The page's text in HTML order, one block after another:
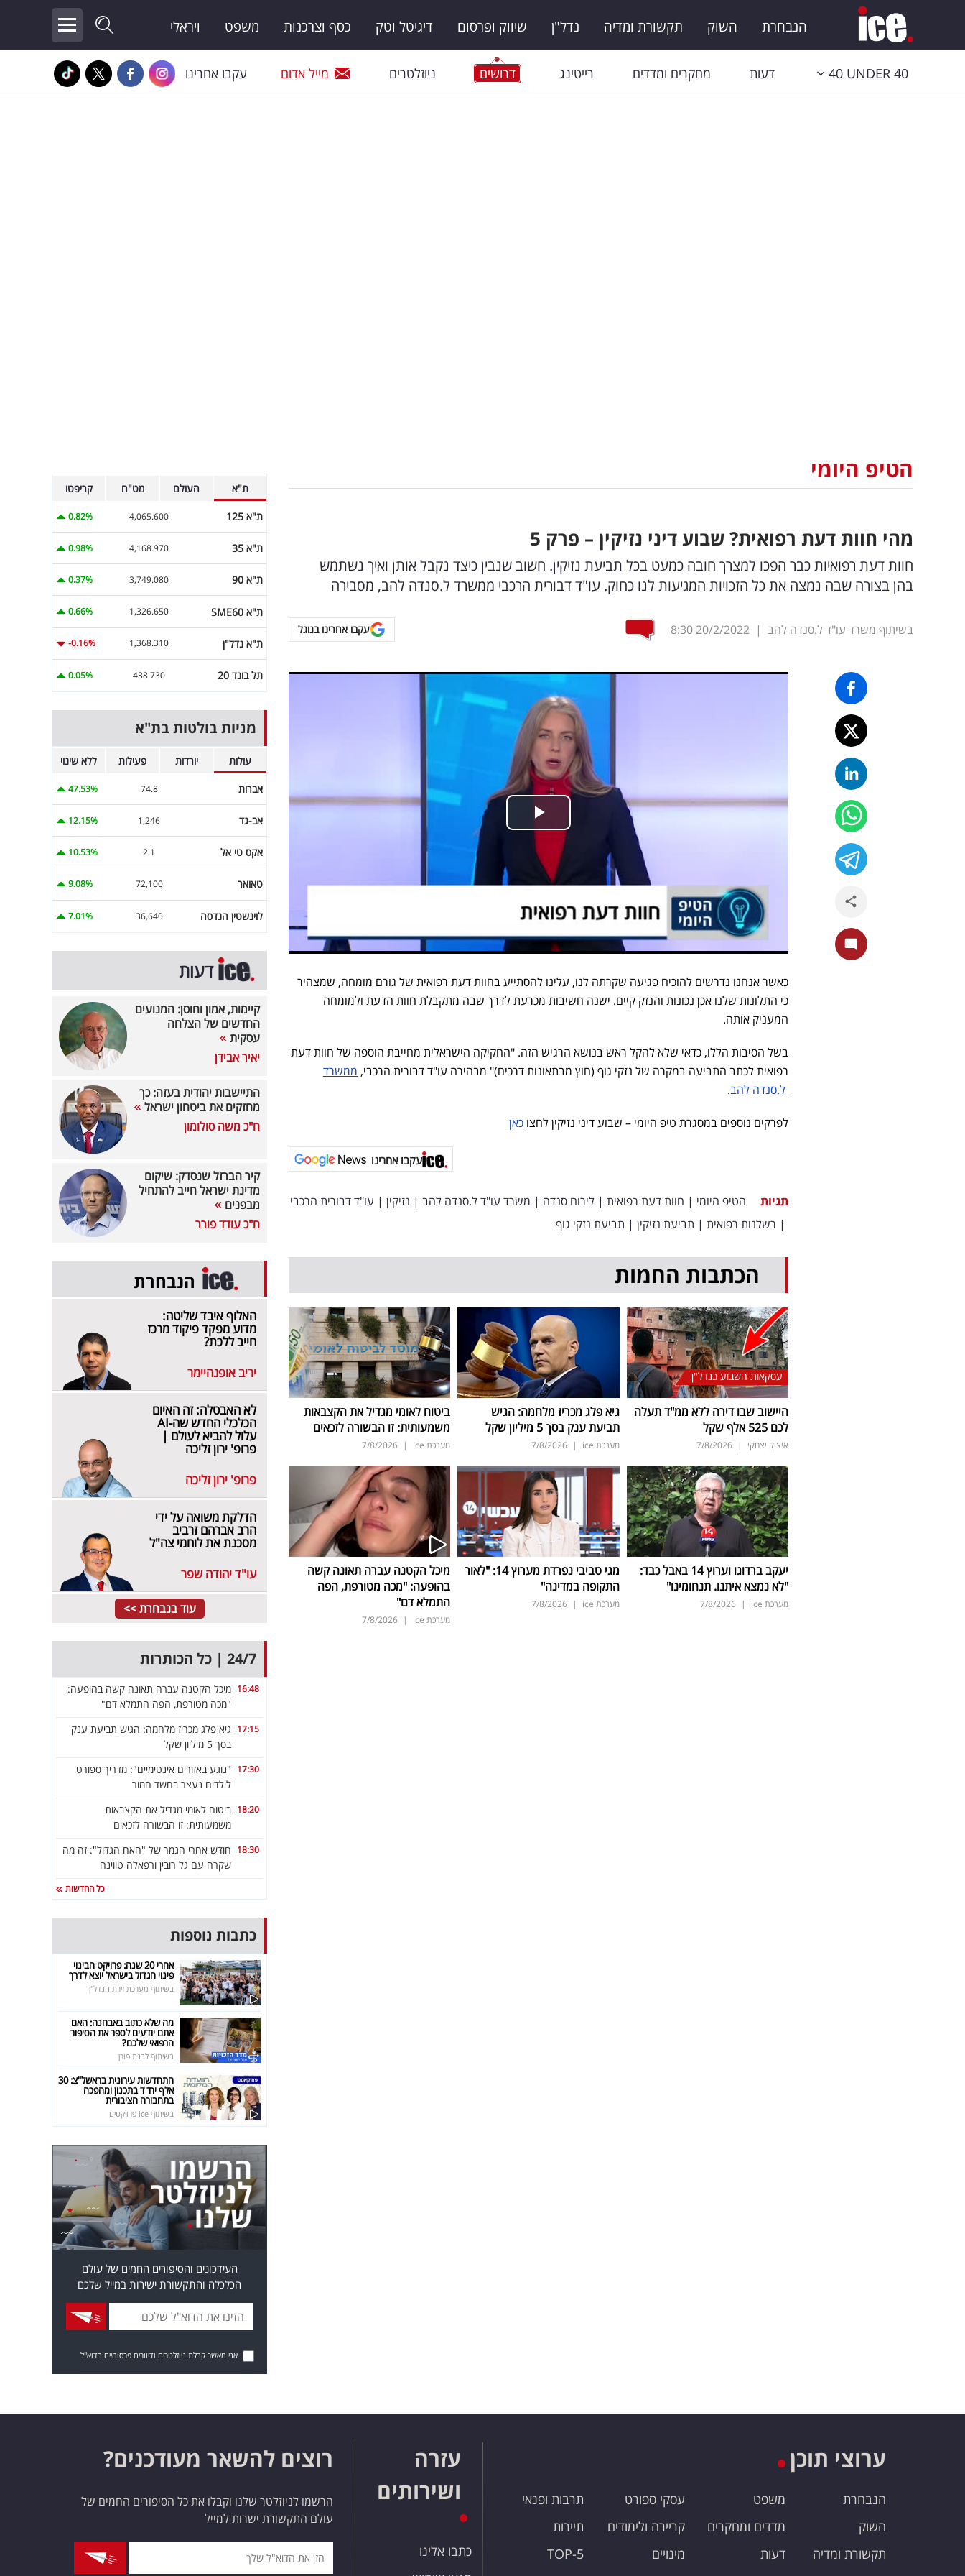
הנבחרת השוק תקשורת ומדיה נדל"ן שיווק ופרסום דיגיטל וטק כסף וצרכנות משפט ויראלי
40 UNDER 40 דעות מחקרים ומדדים רייטינג דרושים ניוזלטרים מייל אדום עקבו אחרינו
הטיפ היומי
מהי חוות דעת רפואית? שבוע דיני נזיקין – פרק 5
חוות דעת רפואיות כבר הפכו למצרך חובה כמעט בכל תביעת נזיקין. חשוב שנבין כיצד נקבל אותן ואיך נשתמש
בהן בצורה שבה נמצה את כל הזכויות המגיעות לנו כחוק. עו"ד דבורית הרכבי ממשרד ל.סנדה להב, מסבירה
בשיתוף משרד עו"ד ל.סנדה להב |
20/2/2022
8:30 עקבו אחרינו בגוגל
כאשר אנחנו נדרשים להוכיח פגיעה שקרתה לנו, עלינו להסתייע בחוות דעת רפואית של גורם מומחה, שמצהיר
כי התלונות שלנו אכן נכונות והנזק קיים. ישנה חשיבות מכרעת לדרך שבה מתקבלת חוות הדעת ולמומחה
המעניק אותה.
בשל הסיבות הללו, כדאי שלא להקל ראש בנושא הרגיש הזה. "החקיקה הישראלית מחייבת הוספה של חוות דעת
רפואית לכתב התביעה במקרה של נזקי גוף (חוץ מבתאונות דרכים)" מבהירה עו"ד דבורית הרכבי, ממשרד
ל.סנדה להב.
לפרקים נוספים במסגרת טיפ היומי – שבוע דיני נזיקין לחצו כאן
עקבו אחרינו
תגיות הטיפ היומי | חוות דעת רפואית | לירום סנדה | משרד עו"ד ל.סנדה להב | נזיקין | עו"ד דבורית הרכבי
| רשלנות רפואית | תביעת נזיקין | תביעת נזקי גוף
הכתבות החמות
עסקאות השבוע בנדל"ן
היישוב שבו דירה ללא ממ"ד תעלה
לכם 525 אלף שקל
איציק יצחקי |
7/8/2026
גיא פלג מכריז מלחמה: הגיש
תביעת ענק בסך 5 מיליון שקל
מערכת ice |
7/8/2026
ביטוח לאומי מגדיל את הקצבאות
משמעותית: זו הבשורה לזכאים
מערכת ice |
7/8/2026
יעקב ברדוגו וערוץ 14 באבל כבד:
"לא נמצא איתנו. תנחומינו"
מערכת ice |
7/8/2026
מגי טביבי נפרדת מערוץ 14: "לאור
התקופה במדינה"
מערכת ice |
7/8/2026
מיכל הקטנה עברה תאונה קשה
בהופעה: "מכה מטורפת, הפה
התמלא דם"
מערכת ice |
7/8/2026
ת"א העולם מט"ח קריפטו
ת"א 125 4,065.600
0.82%
ת"א 35 4,168.970
0.98%
ת"א 90 3,749.080
0.37%
ת"א SME60 1,326.650
0.66%
ת"א נדל"ן 1,368.310
-0.16%
תל בונד 20 438.730
0.05%
מניות בולטות בת"א
עולות יורדות פעילות ללא שינוי
אברות 74.8
47.53%
אב-גד 1,246
12.15%
אקס טי אל 2.1
10.53%
טאואר 72,100
9.08%
לוינשטין הנדסה 36,640
7.01%
דעות
קיימות, אמון וחוסן: המנועים
החדשים של הצלחה
עסקית
יאיר אבידן
התיישבות יהודית בעזה: כך
מחזקים את ביטחון ישראל
ח"כ משה סולומון
קיר הברזל שנסדק: שיקום
מדינת ישראל חייב להתחיל
מבפנים
ח"כ עודד פורר
הנבחרת
האלוף איבד שליטה:
מדוע מפקד פיקוד מרכז
חייב ללכת?
יריב אופנהיימר
לא האבטלה: זה האיום
הכלכלי החדש שה-AI
עלול להביא לעולם |
פרופ' ירון זליכה
פרופ' ירון זליכה
הדלקת משואה על ידי
הרב אברהם זרביב
מסכנת את לוחמי צה"ל
עו"ד יהודה שפר
עוד בנבחרת >>
24/7 | כל הכותרות
16:48 מיכל הקטנה עברה תאונה קשה בהופעה:
"מכה מטורפת, הפה התמלא דם"
17:15 גיא פלג מכריז מלחמה: הגיש תביעת ענק
בסך 5 מיליון שקל
17:30 "נוגע באזורים אינטימיים": מדריך ספורט
לילדים נעצר בחשד חמור
18:20 ביטוח לאומי מגדיל את הקצבאות
משמעותית: זו הבשורה לזכאים
18:30 חודש אחרי הגמר של "האח הגדול": זה מה
שקרה עם גל רובין ורפאלה טווינה
כל החדשות
כתבות נוספות
אחרי 20 שנה: פרויקט הבינוי
פינוי הגדול בישראל יוצא לדרך
בשיתוף מערכת זירת הנדל"ן
מה שלא כתוב באבחנה: האם
אתם יודעים לספר את הסיפור
הרפואי שלכם?
בשיתוף לבנת פורן
התחדשות עירונית בראשל"צ: 30
אלף יח"ד בתכנון ומהפכה
בתחבורה הציבורית
בשיתוף ice פרויקטים
העידכונים והסיפורים החמים של עולם
הכלכלה והתקשורת ישירות במייל שלכם
אני מאשר קבלת ניוזלטרים ודיוורים פרסומיים בדוא"ל
ערוצי תוכן
הנבחרת
השוק
תקשורת ומדיה
משפט
מדדים ומחקרים
דעות
עסקי ספורט
קריירה ולימודים
מינויים
תרבות ופנאי
תיירות
TOP-5
עזרה
ושירותים
כתבו אלינו
רוצים להשאר מעודכנים?
הרשמו לניוזלטר שלנו וקבלו את כל הסיפורים החמים של
עולם התקשורת ישרות למייל